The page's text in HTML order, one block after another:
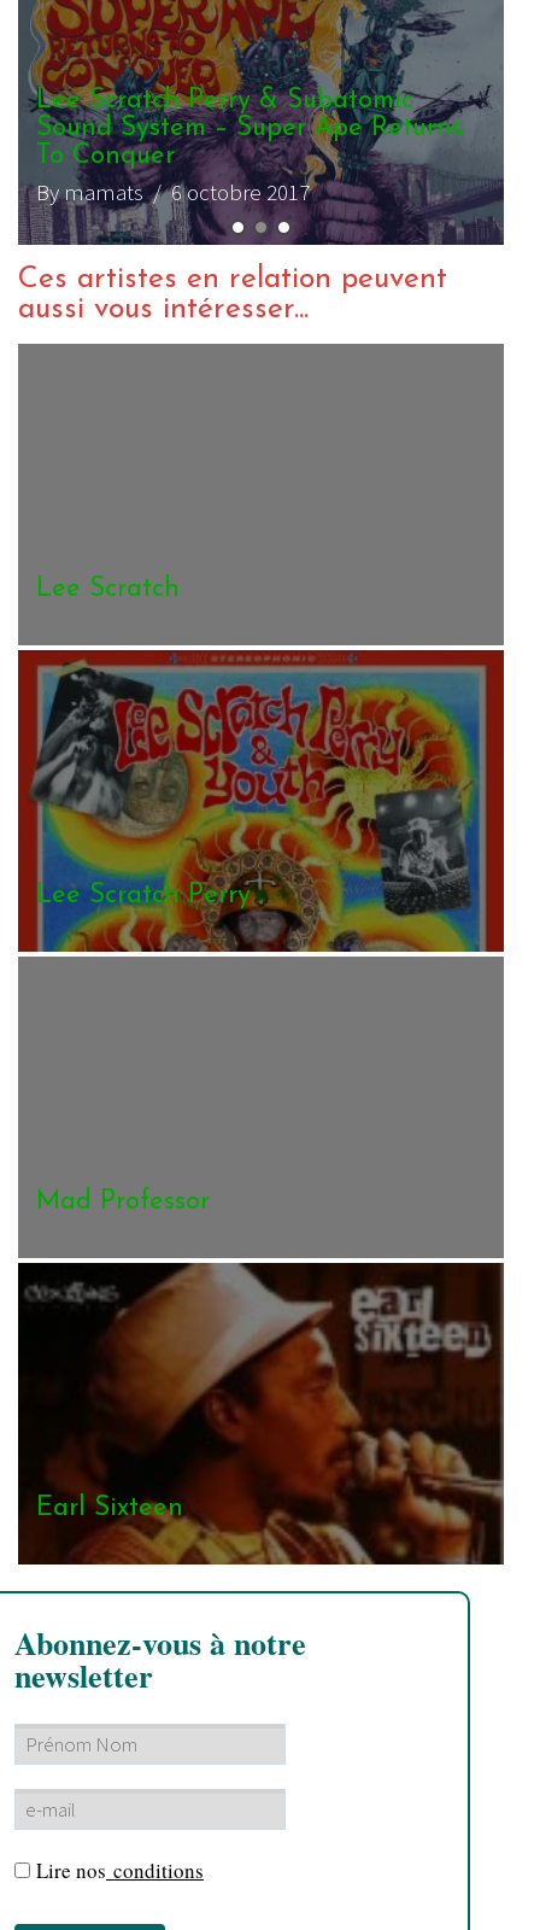
Ces artistes en relation peuvent
aussi vous intéresser...
Lee Scratch
Lee Scratch Perry
Mad Professor
Earl Sixteen
Abonnez-vous à notre
newsletter
Lire nos conditions